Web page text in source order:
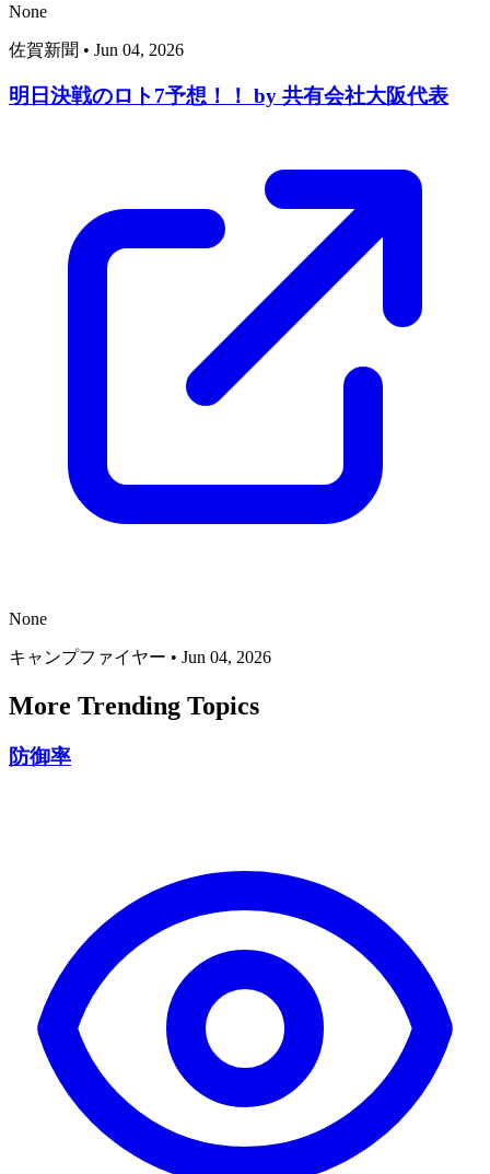
None
佐賀新聞 • Jun 04, 2026
明日決戦のロト7予想！！ by 共有会社大阪代表
None
キャンプファイヤー • Jun 04, 2026
More Trending Topics
防御率